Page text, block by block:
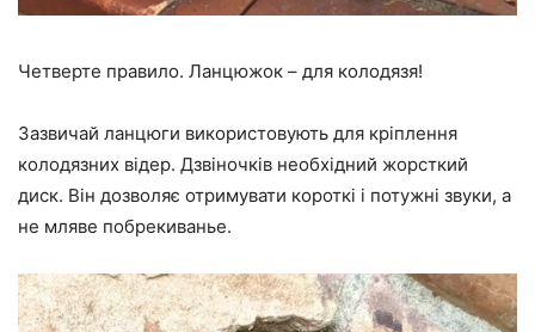
Четверте правило. Ланцюжок – для колодязя!
Зазвичай ланцюги використовують для кріплення
колодязних відер. Дзвіночків необхідний жорсткий
диск. Він дозволяє отримувати короткі і потужні звуки, а
не мляве побрекиванье.